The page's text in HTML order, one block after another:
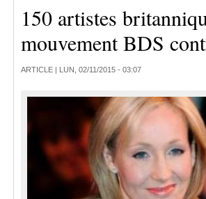
150 artistes
mouvement BDS
ARTICLE | LUN, 02/11/2015 - 03:07